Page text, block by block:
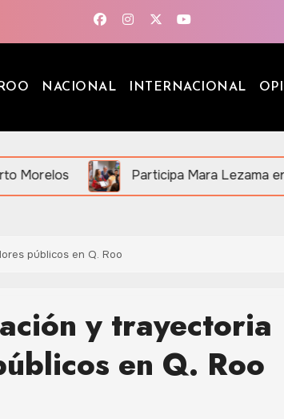
NACIONAL INTERNACIONAL
Participa Mara Lezama en “Mexicanas
públicos en Q. Roo
y trayectoria
en Q. Roo